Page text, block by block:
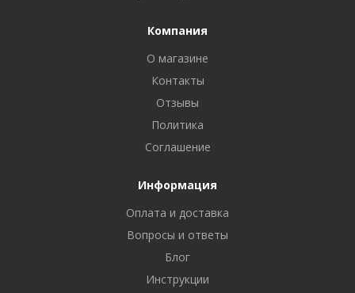
Компания
О магазине
Контакты
Отзывы
Политика
Соглашение
Информация
Оплата и доставка
Вопросы и ответы
Блог
Инструкции